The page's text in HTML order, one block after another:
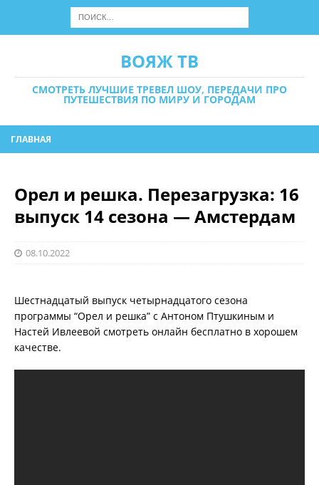
ВОЯЖ ТВ
СМОТРЕТЬ ЛУЧШИЕ ТРЕВЕЛ ШОУ, ПЕРЕДАЧИ ПРО
ПУТЕШЕСТВИЯ ПО МИРУ И ГОРОДАМ
ГЛАВНАЯ
Орел и решка. Перезагрузка: 16
выпуск 14 сезона — Амстердам
08.10.2022
Шестнадцатый выпуск четырнадцатого сезона
программы “Орел и решка” с Антоном Птушкиным и
Настей Ивлеевой смотреть онлайн бесплатно в хорошем
качестве.